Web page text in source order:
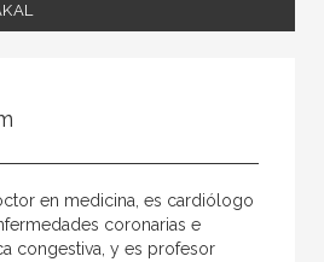
en medicina, es cardiólogo
coronarias e
congestiva, y es profesor